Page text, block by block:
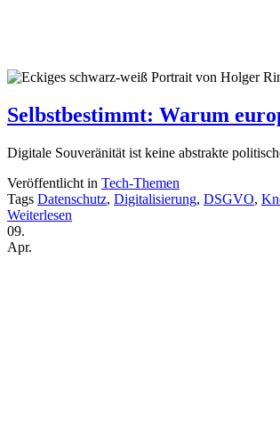
Selbstbestimmt: Warum
Digitale Souveränität ist keine abstrakte
Veröffentlicht in Tech-Themen
Tags Datenschutz, Digitalisierung, DSGVO,
Weiterlesen
09.
Apr.